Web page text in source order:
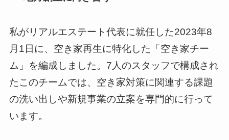
私がリアルエステート代表に就任した2023年8
月1日に、空き家再生に特化した「空き家チー
ム」を編成しました。7人のスタッフで構成され
たこのチームでは、空き家対策に関連する課題
の洗い出しや新規事業の立案を専門的に行って
います。